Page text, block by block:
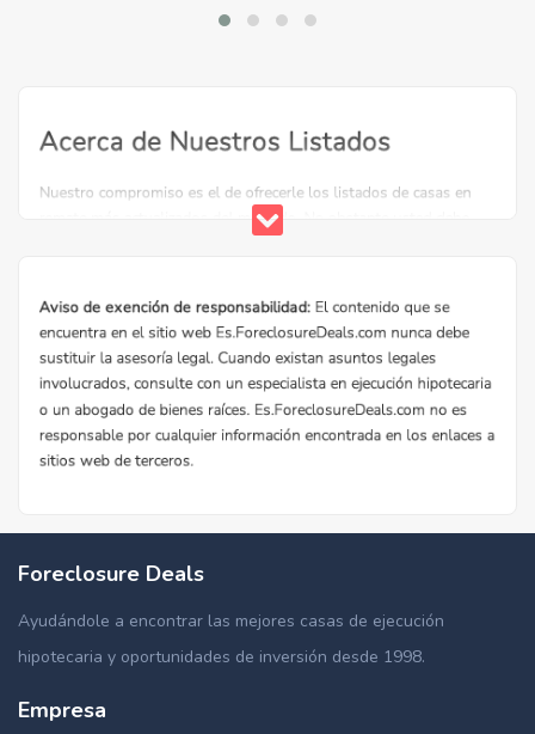
Foreclosure Deals
Ayudándole a encontrar las mejores casas de ejecución
hipotecaria y oportunidades de inversión desde 1998.
Empresa